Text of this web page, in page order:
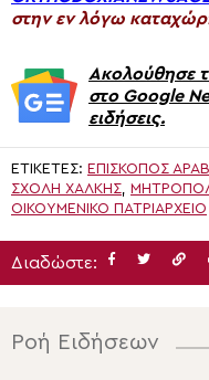
στην εν λόγω
Ακολούθησε
στο Google
ειδήσεις.
ΕΤΙΚΈΤΕΣ: ΕΠΊΣΚΟΠΟΣ
ΣΧΟΛΉ ΧΆΛΚΗΣ,
ΟΙΚΟΥΜΕΝΙΚΟ ΠΑΤΡΙΑΡΧΕΙΟ
Διαδώστε:
Ροή Ειδήσεων